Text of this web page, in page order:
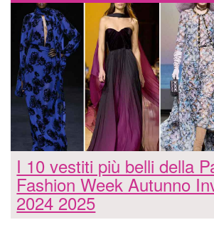
I 10 vestiti più belli della
Fashion Week Autunno
2024 2025